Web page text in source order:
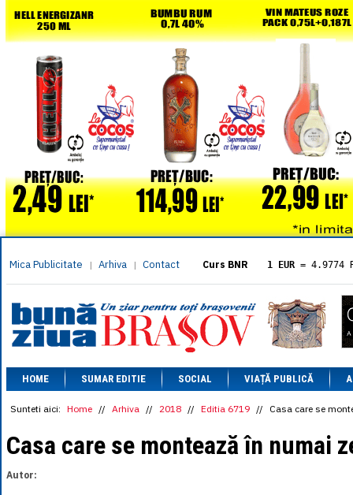
Mica Publicitate | Arhiva | Contact Curs BNR 1 EUR = 4.9774
= 5.8304
1 XAU= 464.4611
1 AED= 1.1933
1 AUD= 2.7957
1 BGN= 2.5449
1 CAD= 3.1559
1 CHF= 5.2813
1 CNY = 0.6015
= 0.6668
1 EGP
= 0.0860
HOME SUMAR EDITIE SOCIAL VIAȚĂ PUBLICĂ
Sunteti aici: Home // Arhiva // 2018 // Editia 6719 // Casa care se
Casa care se montează în numai
Autor: